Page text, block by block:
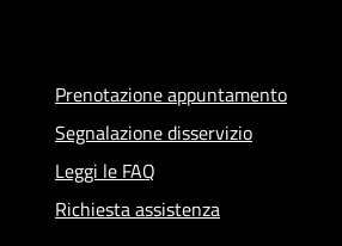
Prenotazione appuntamento
Segnalazione disservizio
Leggi le FAQ
Richiesta assistenza